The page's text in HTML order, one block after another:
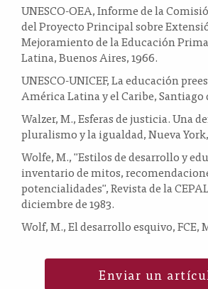
UNESCO-OEA, Informe de la
del Proyecto Principal sobre
Mejoramiento de la Educación
Latina, Buenos Aires, 1966.
UNESCO-UNICEF, La educación
América Latina y el Caribe, Santiago
Walzer, M., Esferas de justicia. Una
pluralismo y la igualdad, Nueva York,
Wolfe, M., "Estilos de desarrollo y
inventario de mitos,
potencialidades", Revista de la
diciembre de 1983.
Wolf, M., El desarrollo esquivo, FCE,
Enviar un